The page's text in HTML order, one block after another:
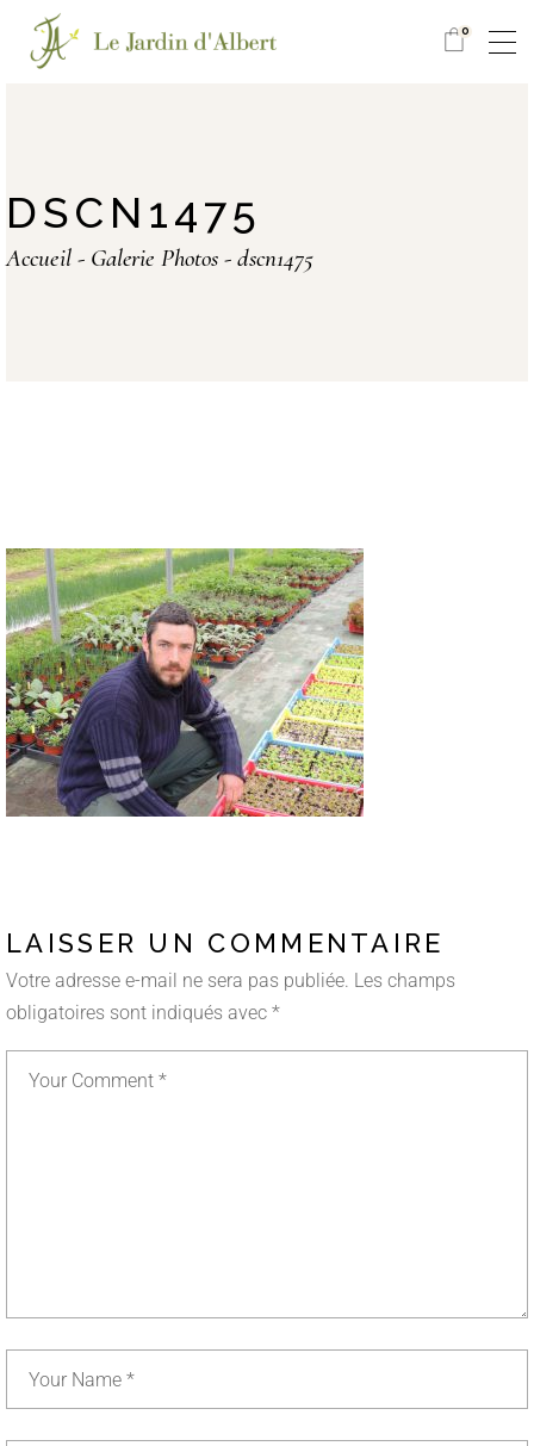
0
DSCN1475
Accueil Galerie Photos dscn1475
LAISSER UN COMMENTAIRE
Votre adresse e-mail ne sera pas publiée. Les champs
obligatoires sont indiqués avec *